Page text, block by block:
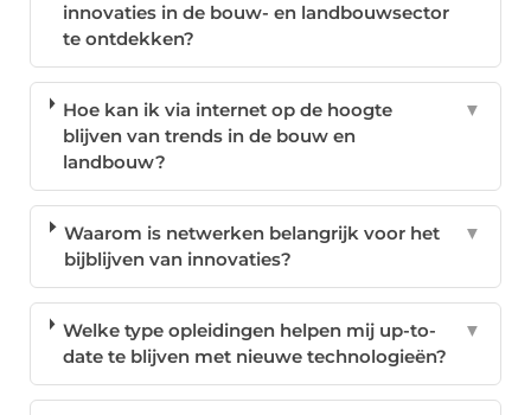
innovaties in de bouw- en landbouwsector
te ontdekken?
Hoe kan ik via internet op de hoogte
blijven van trends in de bouw en
landbouw?
▼
Waarom is netwerken belangrijk voor het
bijblijven van innovaties?
▼
Welke type opleidingen helpen mij up-to-
date te blijven met nieuwe technologieën?
▼